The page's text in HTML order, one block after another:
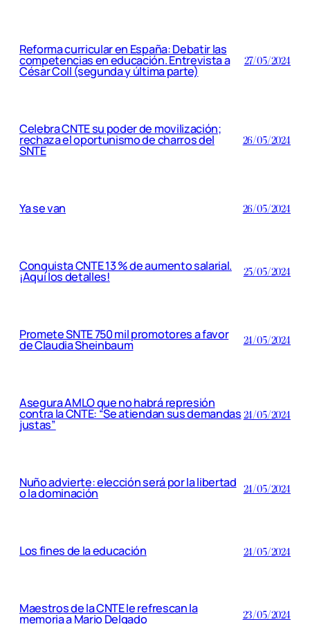
Reforma curricular en España: Debatir las
competencias en educación. Entrevista a
César Coll (segunda y última parte)
27/05/2024
Celebra CNTE su poder de movilización;
rechaza el oportunismo de charros del
SNTE
26/05/2024
Ya se van 26/05/2024
Conquista CNTE 13 % de aumento salarial.
¡Aquí los detalles! 25/05/2024
Promete SNTE 750 mil promotores a favor
de Claudia Sheinbaum 24/05/2024
Asegura AMLO que no habrá represión
contra la CNTE: “Se atiendan sus demandas
justas”
24/05/2024
Nuño advierte: elección será por la libertad
o la dominación 24/05/2024
Los fines de la educación 24/05/2024
Maestros de la CNTE le refrescan la
memoria a Mario Delgado 23/05/2024